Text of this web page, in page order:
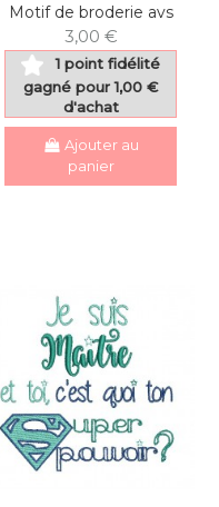
Motif de broderie avs
3,00 €
1 point fidélité
gagné pour 1,00 €
d'achat
Ajouter au
panier